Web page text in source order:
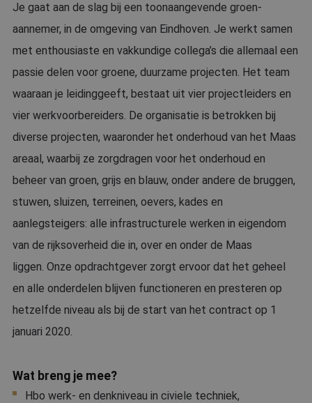
Je gaat aan de slag bij een toonaangevende groen-
aannemer, in de omgeving van Eindhoven. Je werkt samen
met enthousiaste en vakkundige collega’s die allemaal een
passie delen voor groene, duurzame projecten. Het team
waaraan je leidinggeeft, bestaat uit vier projectleiders en
vier werkvoorbereiders. De organisatie is betrokken bij
diverse projecten, waaronder het onderhoud van het Maas
areaal, waarbij ze zorgdragen voor het onderhoud en
beheer van groen, grijs en blauw, onder andere de bruggen,
stuwen, sluizen, terreinen, oevers, kades en
aanlegsteigers: alle infrastructurele werken in eigendom
van de rijksoverheid die in, over en onder de Maas
liggen. Onze opdrachtgever zorgt ervoor dat het geheel
en alle onderdelen blijven functioneren en presteren op
hetzelfde niveau als bij de start van het contract op 1
januari 2020.
Wat breng je mee?
Hbo werk- en denkniveau in civiele techniek,